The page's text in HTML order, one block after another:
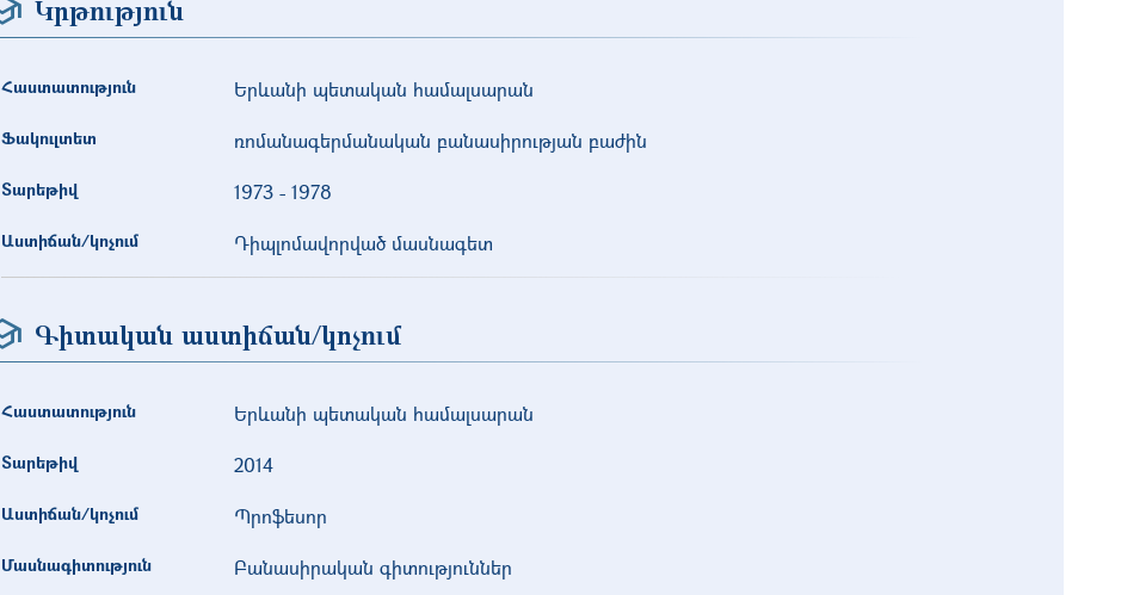
Կրթություն
Հաստատություն Երևանի պետական համալսարան
Ֆակուլտետ ռոմանագերմանական բանասիրության բաժին
Տարեթիվ 1973- 1978
Աստիճան/կոչում Դիպլոմավորված մասնագետ
Գիտական աստիճան/կոչում
Հաստատություն Երևանի պետական համալսարան
Տարեթիվ 2014
Աստիճան/կոչում Պրոֆեսոր
Մասնագիտություն Բանասիրական գիտություններ